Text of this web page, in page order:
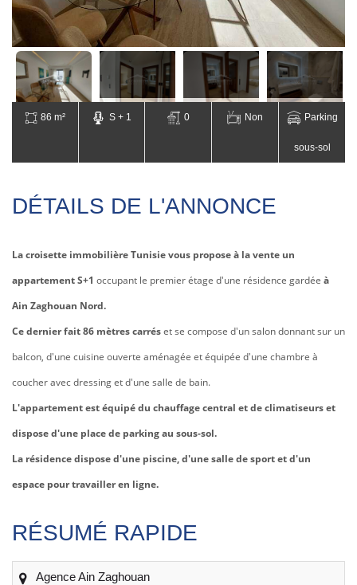
86 m² S + 1 0 Non Parking
sous-sol
DÉTAILS DE L'ANNONCE
La croisette immobilière Tunisie vous propose à la vente un
appartement S+1 occupant le premier étage d'une résidence gardée à
Ain Zaghouan Nord.
Ce dernier fait 86 mètres carréset se compose d'un salon donnant sur un
balcon, d'une cuisine ouverte aménagée et équipée d'une chambre à
coucher avec dressing et d'une salle de bain.
L'appartement est équipé du chauffage central et de climatiseurs et
dispose d'une place de parking au sous-sol.
La résidence dispose d'une piscine, d'une salle de sport et d'un
espace pour travailler en ligne.
RÉSUMÉ RAPIDE
Agence Ain Zaghouan